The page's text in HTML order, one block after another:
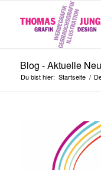
Blog - Aktuelle
Du bist hier: Startseite /